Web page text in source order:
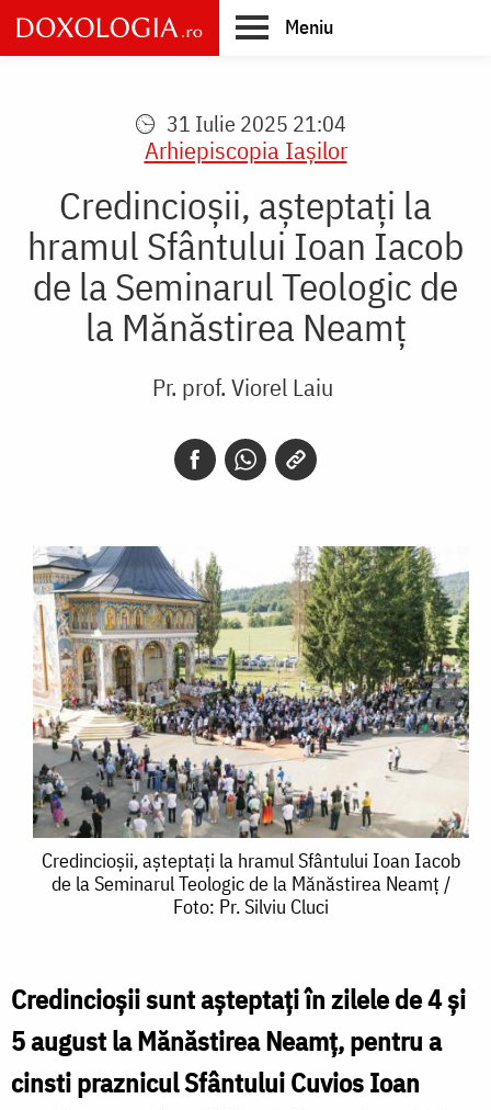
Skip
to
main
Meniu
31 Iulie 2025 21:04
Arhiepiscopia Iaşilor
Credincioșii, așteptați la
hramul Sfântului Ioan Iacob
de la Seminarul Teologic de
la Mănăstirea Neamț
Pr. prof. Viorel Laiu
Credincioșii,
așteptați
Sfântului
Ioan
Iacob
Credincioșii, așteptați la hramul Sfântului Ioan Iacob
de la Seminarul Teologic de la Mănăstirea Neamț /
Foto: Pr. Silviu Cluci
Credincioșii sunt așteptați în zilele de 4 și
5 august la Mănăstirea Neamț, pentru a
cinsti praznicul Sfântului Cuvios Ioan